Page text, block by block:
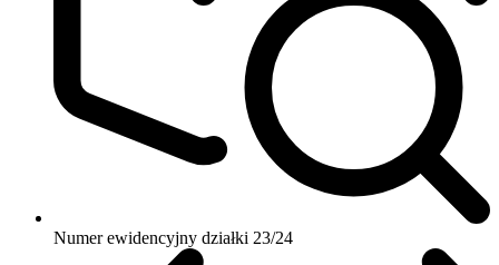
Numer ewidencyjny działki 23/24